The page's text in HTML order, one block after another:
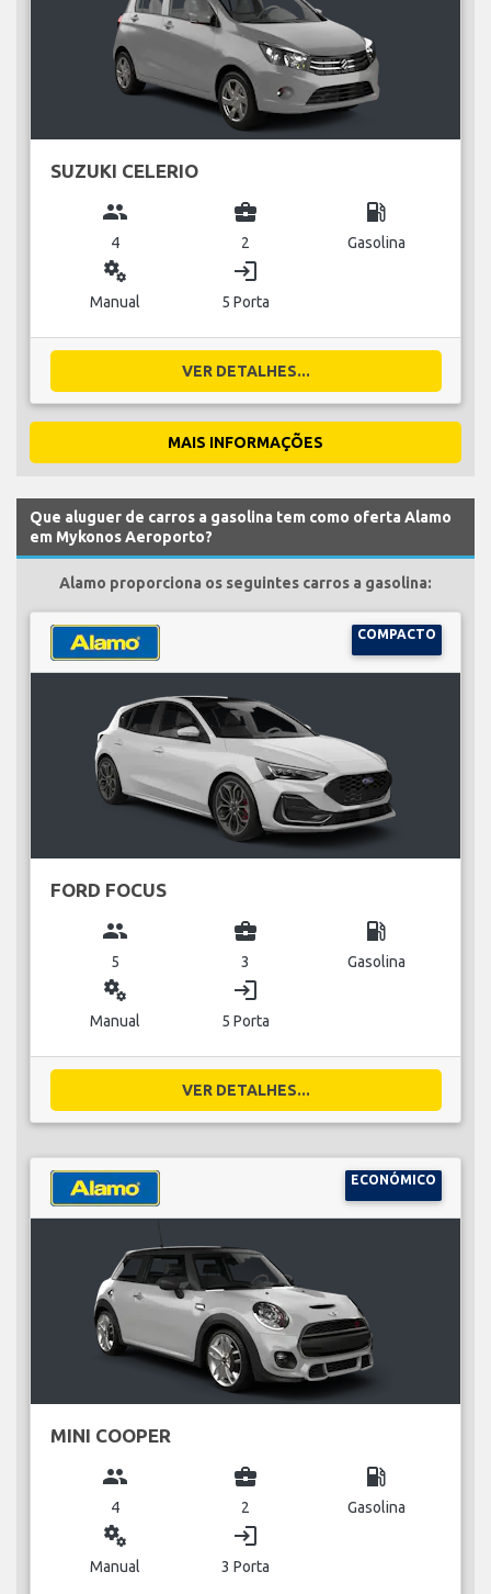
SUZUKI CELERIO
group
4
business_center
2
local_gas_station
Gasolina
miscellaneous_services
Manual
login
5 Porta
VER DETALHES...
MAIS INFORMAÇÕES
Que aluguer de carros a gasolina tem como oferta Alamo
em Mykonos Aeroporto?
Alamo proporciona os seguintes carros a gasolina:
COMPACTO
FORD FOCUS
group
5
business_center
3
local_gas_station
Gasolina
miscellaneous_services
Manual
login
5 Porta
VER DETALHES...
ECONÓMICO
MINI COOPER
group
4
business_center
2
local_gas_station
Gasolina
miscellaneous_services
Manual
login
3 Porta